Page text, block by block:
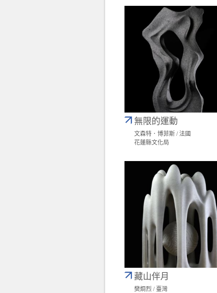
無限的運動
文森特．博菲斯 / 法國
花蓮縣文化局
藏山伴月
樊烱烈 / 臺灣